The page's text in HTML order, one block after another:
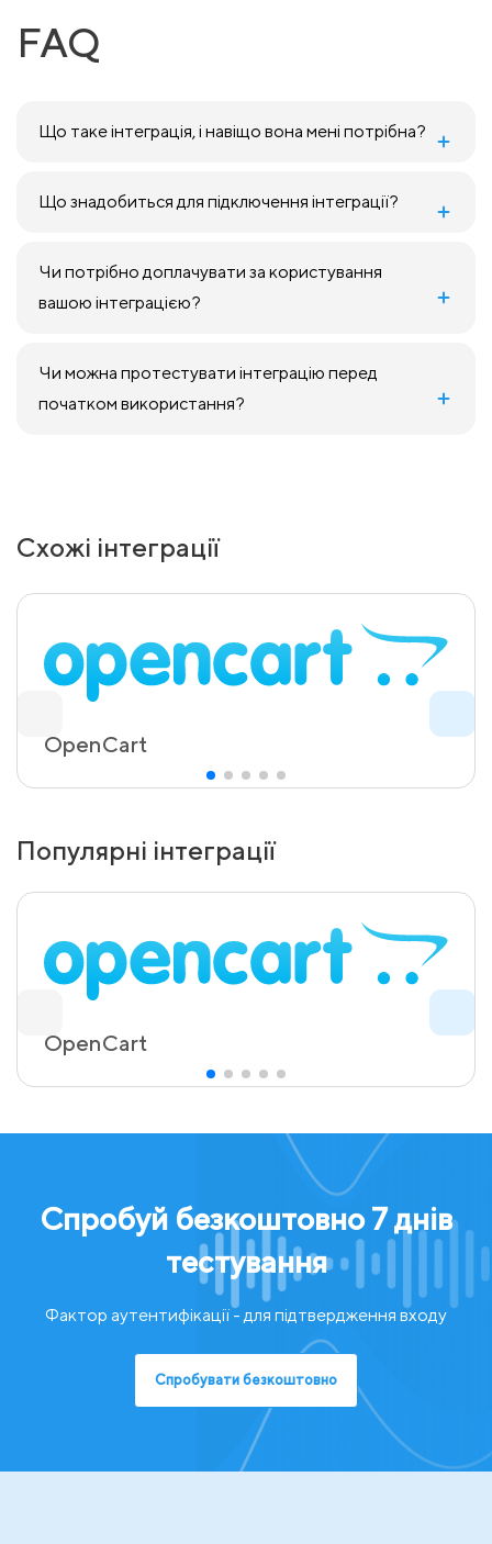
FAQ
Що таке інтеграція, і навіщо вона мені потрібна?
Що знадобиться для підключення інтеграції?
Чи потрібно доплачувати за користування
вашою інтеграцією?
Чи можна протестувати інтеграцію перед
початком використання?
Схожі інтеграції
OpenCart
Популярні інтеграції
OpenCart
Спробуй безкоштовно 7 днів
тестування
Фактор аутентифікації - для підтвердження входу
Спробувати безкоштовно